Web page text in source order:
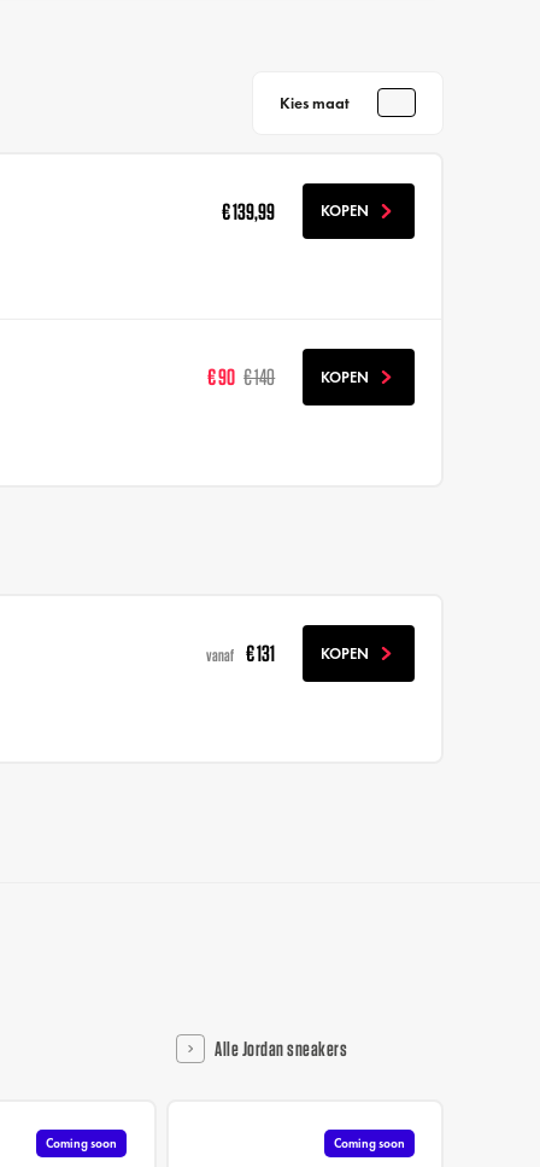
Kies maat
€ 139,99 KOPEN
€ 90 € 140 KOPEN
vanaf € 131 KOPEN
Alle Jordan sneakers
Coming soon Coming soon